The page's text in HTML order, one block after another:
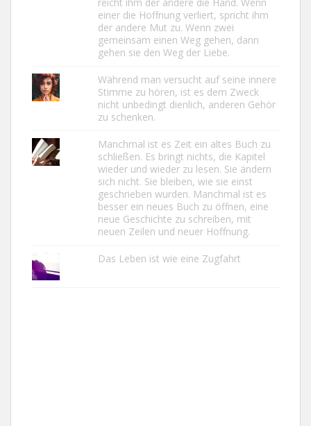
reicht ihm der andere die Hand. Wenn
einer die Hoffnung verliert, spricht ihm
der andere Mut zu. Wenn zwei
gemeinsam einen Weg gehen, dann
gehen sie den Weg der Liebe.
Während man versucht auf seine innere
Stimme zu hören, ist es dem Zweck
nicht unbedingt dienlich, anderen Gehör
zu schenken.
Manchmal ist es Zeit ein altes Buch zu
schließen. Es bringt nichts, die Kapitel
wieder und wieder zu lesen. Sie ändern
sich nicht. Sie bleiben, wie sie einst
geschrieben wurden. Manchmal ist es
besser ein neues Buch zu öffnen, eine
neue Geschichte zu schreiben, mit
neuen Zeilen und neuer Hoffnung.
Das Leben ist wie eine Zugfahrt